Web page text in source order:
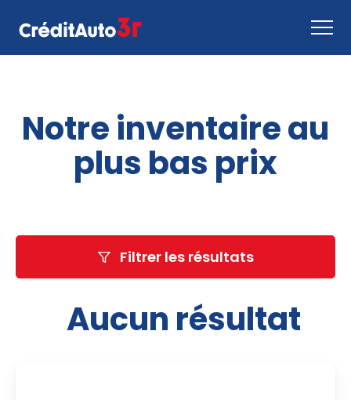
Comment ça marche
Nous joindre
Inventaire
Notre inventaire au
plus bas prix
Filtrer les résultats
Aucun résultat